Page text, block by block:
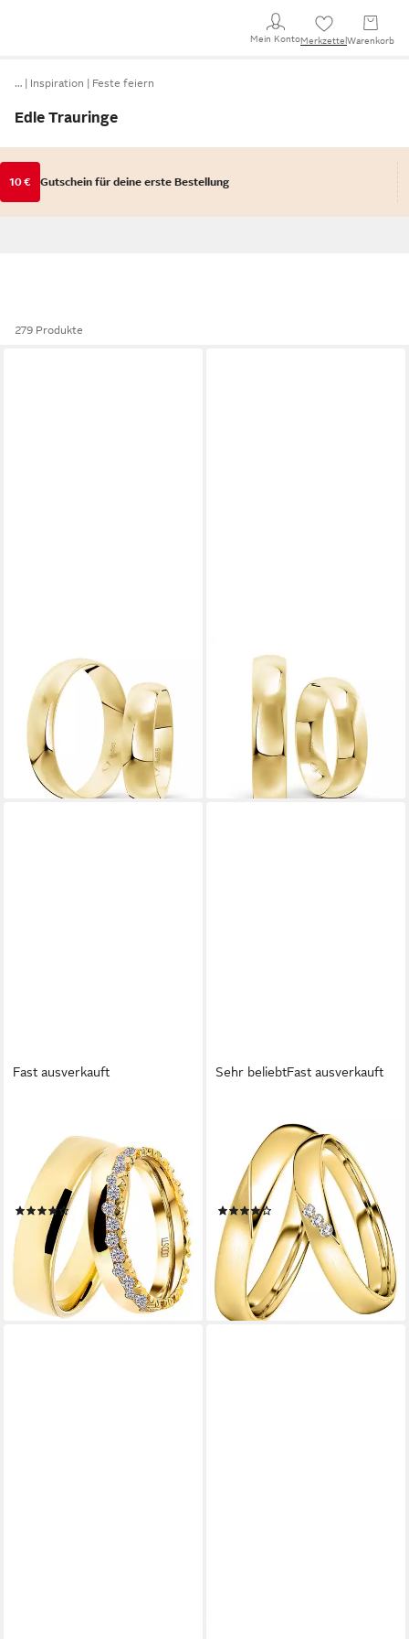
Mein KontoMerkzettel Warenkorb
… Inspiration Feste feiern
Edle Trauringe
10 € Gutschein für deine erste Bestellung
279 Produkte
Trauring mit Gravur Classic
Gold 585 mit 5mm Breite im
Paarpreis (Eheringe, 2-tlg., 2
Trauringe)
1.599,00 €
lieferbar in 3 Wochen
MOSA & CO.
Trauring mit Gravur Classic
Gold 333 mit 5mm Breite im
Paarpreis (Eheringe, 2-tlg., 2
Trauringe)
949,00 €
lieferbar in 3 Wochen
Fast ausverkauft
Silber 925 Trauring Ehering
Partnerring LIEBE, wahlweise
mit oder ohne Zirkonia
(47)
ab 151,22 € UVP169,90 €
lieferbar - in 1-2 Werktagen bei dir
Sehr beliebtFast ausverkauft
Trauring Schmuck Geschenk
Silber 925 Trauring Ehering
Partnerring LIEBE, wahlweise
mit oder ohne Zirkonia
(40)
ab 66,84 € UVP74,90 €
-11%
lieferbar - in 1-2 Werktagen bei dir